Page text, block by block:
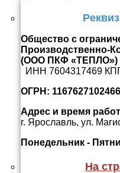
Общество с
Производственно-
(ООО ПКФ «ТЕПЛО»)
ИНН 7604317469
ОГРН: 1167627102466
Адрес и время
г. Ярославль, ул.
Понедельник -
На